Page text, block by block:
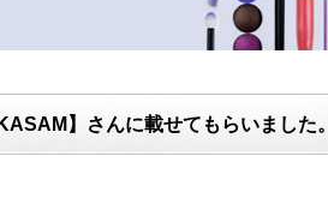
】さんに載せてもらいました。